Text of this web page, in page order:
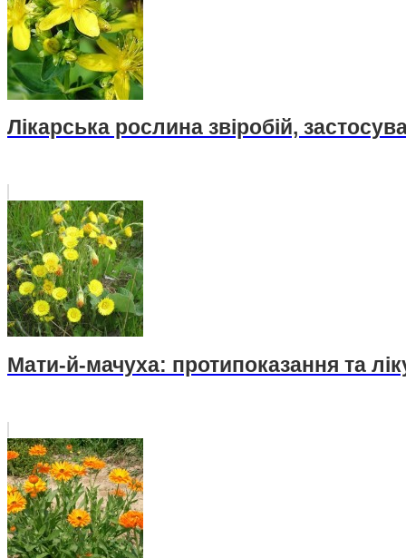
Лікарська рослина звіробій,
Мати-й-мачуха: протипоказання та